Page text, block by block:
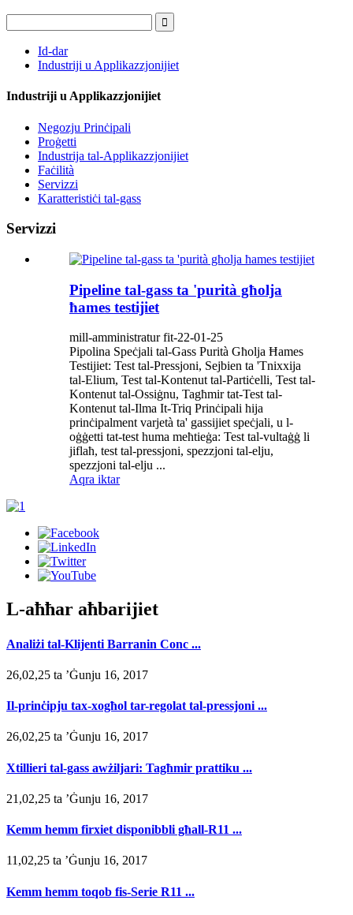
Id-dar
Industriji u Applikazzjonijiet
Industriji u Applikazzjonijiet
Negozju Prinċipali
Proġetti
Industrija tal-Applikazzjonijiet
Faċilità
Servizzi
Karatteristiċi tal-gass
Servizzi
Pipeline tal-gass ta 'purità għolja
ħames testijiet
mill-amministratur fit-22-01-25
Pipolina Speċjali tal-Gass Purità Għolja Ħames
Testijiet: Test tal-Pressjoni, Sejbien ta 'Tnixxija
tal-Elium, Test tal-Kontenut tal-Partiċelli, Test tal-
Kontenut tal-Ossiġnu, Tagħmir tat-Test tal-
Kontenut tal-Ilma It-Triq Prinċipali hija
prinċipalment varjetà ta' gassijiet speċjali, u l-
oġġetti tat-test huma meħtieġa: Test tal-vultaġġ li
jiflaħ, test tal-pressjoni, spezzjoni tal-elju,
spezzjoni tal-elju ...
Aqra iktar
L-aħħar aħbarijiet
Analiżi tal-Klijenti Barranin Conc ...
26,02,25 ta ’Ġunju 16, 2017
Il-prinċipju tax-xogħol tar-regolat tal-pressjoni ...
26,02,25 ta ’Ġunju 16, 2017
Xtillieri tal-gass awżiljari: Tagħmir prattiku ...
21,02,25 ta ’Ġunju 16, 2017
Kemm hemm firxiet disponibbli għall-R11 ...
11,02,25 ta ’Ġunju 16, 2017
Kemm hemm toqob fis-Serie R11 ...